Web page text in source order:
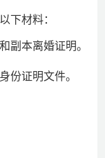
下材料：
副本离婚证明。
份证明文件。